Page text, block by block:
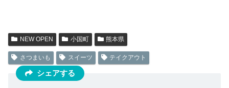
NEW OPEN 小国町 熊本県
さつまいも スイーツ テイクアウト
シェアする